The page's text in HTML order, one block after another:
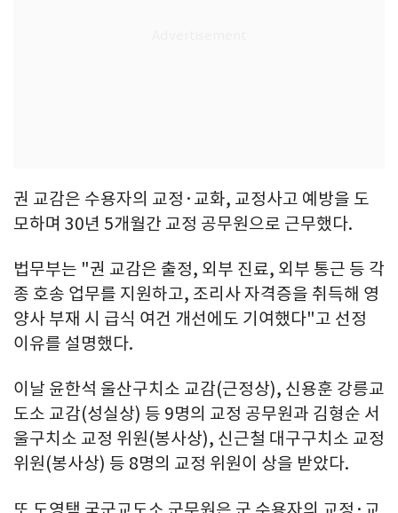
권 교감은 수용자의 교정·교화, 교정사고 예방을 도
모하며 30년 5개월간 교정 공무원으로 근무했다.
법무부는 "권 교감은 출정, 외부 진료, 외부 통근 등 각
종 호송 업무를 지원하고, 조리사 자격증을 취득해 영
양사 부재 시 급식 여건 개선에도 기여했다"고 선정
이유를 설명했다.
이날 윤한석 울산구치소 교감(근정상), 신용훈 강릉교
도소 교감(성실상) 등 9명의 교정 공무원과 김형순 서
울구치소 교정 위원(봉사상), 신근철 대구구치소 교정
위원(봉사상) 등 8명의 교정 위원이 상을 받았다.